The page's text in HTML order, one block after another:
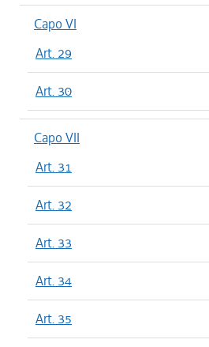
Capo VI
Art. 29
Art. 30
Capo VII
Art. 31
Art. 32
Art. 33
Art. 34
Art. 35